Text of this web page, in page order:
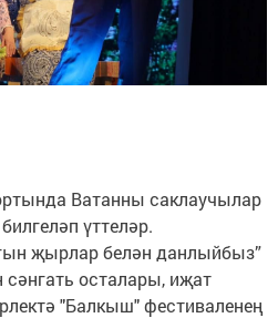
Ватанны саклаучылар
үттеләр.
җырлар белән данлыйбыз”
осталары, иҗат
"Балкыш" фестиваленең